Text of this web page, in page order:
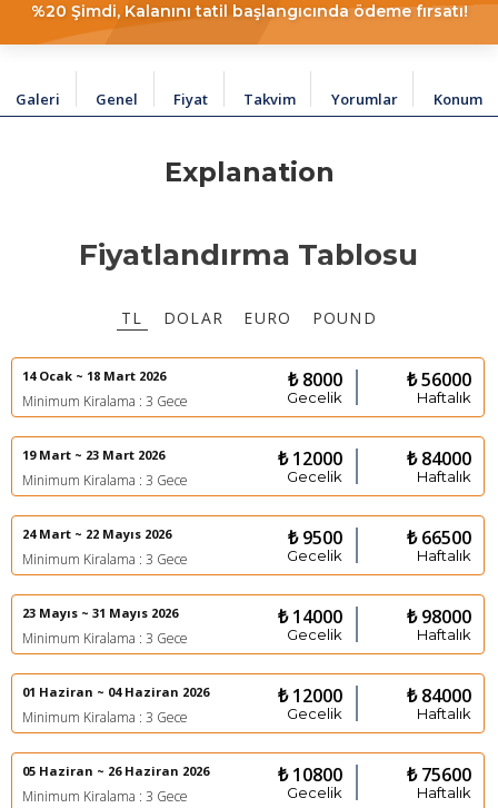
%20 Şimdi, Kalanını tatil başlangıcında ödeme fırsatı!
Galeri Genel Fiyat Takvim Yorumlar Konum
Explanation
Fiyatlandırma Tablosu
TL DOLAR EURO POUND
14 Ocak ~ 18 Mart 2026
Minimum Kiralama : 3 Gece
₺ 8000
Gecelik
₺ 56000
Haftalık
19 Mart ~ 23 Mart 2026
Minimum Kiralama : 3 Gece
₺ 12000
Gecelik
₺ 84000
Haftalık
24 Mart ~ 22 Mayıs 2026
Minimum Kiralama : 3 Gece
₺ 9500
Gecelik
₺ 66500
Haftalık
23 Mayıs ~ 31 Mayıs 2026
Minimum Kiralama : 3 Gece
₺ 14000
Gecelik
₺ 98000
Haftalık
01 Haziran ~ 04 Haziran 2026
Minimum Kiralama : 3 Gece
₺ 12000
Gecelik
₺ 84000
Haftalık
05 Haziran ~ 26 Haziran 2026
Minimum Kiralama : 3 Gece
₺ 10800
Gecelik
₺ 75600
Haftalık